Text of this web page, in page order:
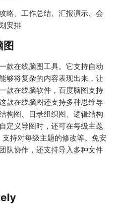
略、工作总结、汇报演示、会
安排
款在线脑图工具。它支持自动
够将复杂的内容表现出来，让
款在线脑软件，百度脑图支持
款在线脑图还支持多种思维导
构图、目录组织图、逻辑结构
定义导图时，还可在每级主题
持对每级主题的修改等。免安
队协作，还支持导入多种文件